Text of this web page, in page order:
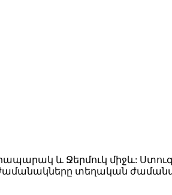
և Ջերմուկ միջև:
տեղական